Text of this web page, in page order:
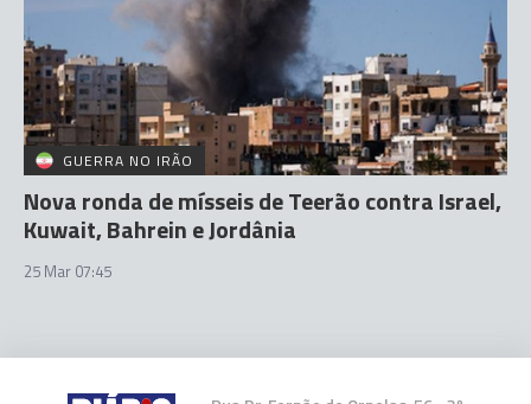
GUERRA NO IRÃO
Nova ronda de mísseis de Teerão contra Israel,
Kuwait, Bahrein e Jordânia
25 Mar 07:45